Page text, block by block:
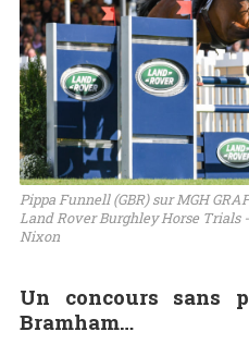
Pippa Funnell (GBR) sur MGH
Land Rover Burghley Horse Trials
Nixon
Un concours sans
Bramham…